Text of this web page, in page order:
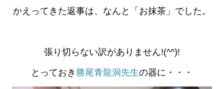
かえってきた返事は、なんと「お抹茶」でした。
張り切らない訳がありません!(^^)!
とっておき 勝尾青龍洞先生の器に・・・